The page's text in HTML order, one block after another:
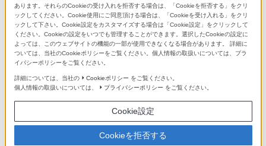
2016年3月31日
ソニー株式会社
デジタル一眼カメラ α［Eマウント］用レンズFE
24-70mm F2.8 GM 「SEL2470GM」、FE 85mm
あります。それらのCookieの受け入れを拒否する場合は、「Cookieを拒否する」をクリ
ックしてください。Cookie使用にご同意頂ける場合は、「Cookieを受け入れる」をクリ
ックして下さい。Cookie設定をカスタマイズする場合は「Cookie設定」をクリックして
ください。Cookieの設定をいつでも管理することができます。選択したCookieの設定に
よっては、このウェブサイトの機能の一部が使用できなくなる場合があります。 詳細に
ついては、当社のCookieポリシーをご覧ください。個人情報の取扱いについては、プラ
イバシーポリシーをご覧ください。
詳細については、当社の Cookieポリシー をご覧ください。
個人情報の取扱いについては、
プライバシーポリシー をご覧ください。
Cookie設定
Cookieを拒否する